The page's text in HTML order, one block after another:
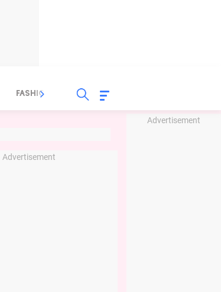
Advertisement
FASHION FOOD
Advertisement